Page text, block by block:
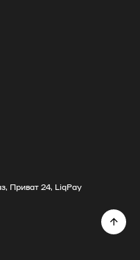
Приват 24, LiqPay